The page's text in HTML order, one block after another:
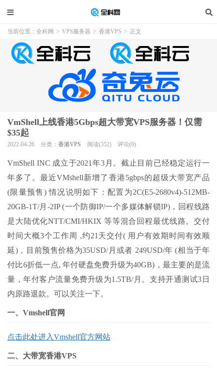
当前位置： 全科网 > VPS服务器 > 香港VPS > 正文
VmShell上线香港5Gbps超大带宽VPS服务器！仅需
$35起
2022-04-26 分类： 香港VPS 阅读(352) 评论(0)
VmShell INC 成立于2021年3月。截止目前已经稳定运行一
年多了。最近VMshell新增了香港5gbps的超级大带宽产品
(限量预售) 情况说明如下：配置为2C(E5-2680v4)-512MB-
20GB-1T/月-2IP (一个防御IP/一个多媒体解锁IP)，回程线路
是大陆优化NTT/CMI/HKIX 等等混合回程最优线路。交付
时间大概3个工作周 ,约21天交付( 用户有效期时间有效顺
延)，目前预售价格为35USD/月或者 249USD/年 (相当于年
付比6折低一点, 年付硬盘免费升级为40GB)，最主要的是流
量，年付客户流量免费升级为1.5TB/月。支持开通测试3日
内原路退款。可以关注一下。
一、Vmshell官网
点击此处进入Vmshell官方网站
二、大带宽香港VPS